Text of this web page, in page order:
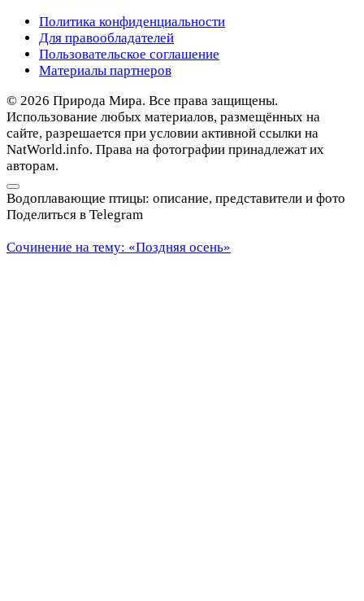
Политика конфиденциальности
Для правообладателей
Пользовательское соглашение
Материалы партнеров
© 2026 Природа Мира. Все права защищены.
Использование любых материалов, размещённых на
сайте, разрешается при условии активной ссылки на
NatWorld.info. Права на фотографии принадлежат их
авторам.
Водоплавающие птицы: описание, представители и фото
Поделиться в Telegram
Сочинение на тему: «Поздняя осень»